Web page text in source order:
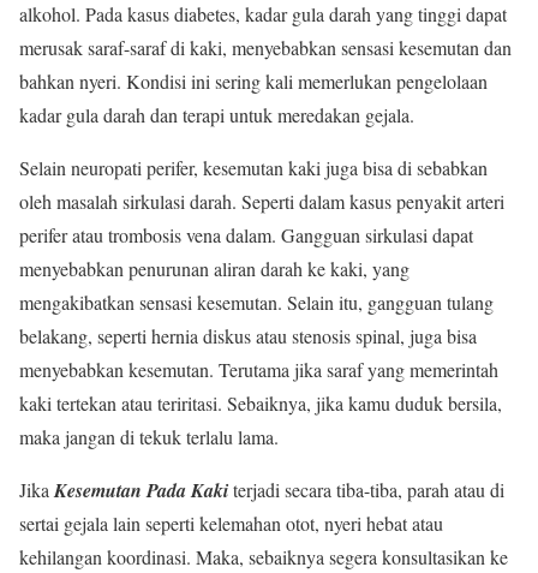
alkohol. Pada kasus diabetes, kadar gula darah yang tinggi dapat
merusak saraf-saraf di kaki, menyebabkan sensasi kesemutan dan
bahkan nyeri. Kondisi ini sering kali memerlukan pengelolaan
kadar gula darah dan terapi untuk meredakan gejala.
Selain neuropati perifer, kesemutan kaki juga bisa di sebabkan
oleh masalah sirkulasi darah. Seperti dalam kasus penyakit arteri
perifer atau trombosis vena dalam. Gangguan sirkulasi dapat
menyebabkan penurunan aliran darah ke kaki, yang
mengakibatkan sensasi kesemutan. Selain itu, gangguan tulang
belakang, seperti hernia diskus atau stenosis spinal, juga bisa
menyebabkan kesemutan. Terutama jika saraf yang memerintah
kaki tertekan atau teriritasi. Sebaiknya, jika kamu duduk bersila,
maka jangan di tekuk terlalu lama.
Jika Kesemutan Pada Kakiterjadi secara tiba-tiba, parah atau di
sertai gejala lain seperti kelemahan otot, nyeri hebat atau
kehilangan koordinasi. Maka, sebaiknya segera konsultasikan ke